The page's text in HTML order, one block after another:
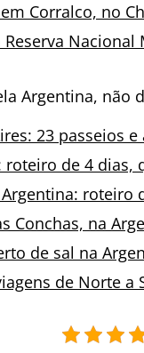
Corralco, no
Argentina, não
23 passeios
roteiro de 4
roteiro
Conchas, na
de sal na
de Norte a